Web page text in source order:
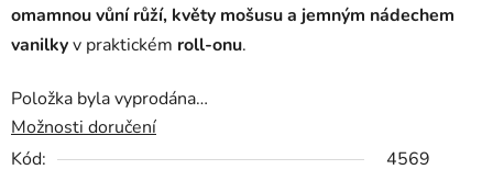
omamnou vůní růží, květy mošusu a jemným nádechem
vanilkyv praktickém roll-onu.
Položka byla vyprodána…
Možnosti doručení
Kód:
4569